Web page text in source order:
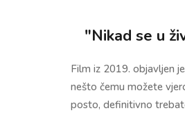
"Nikad se u
Film iz 2019. objavljen
nešto čemu možete
posto, definitivno